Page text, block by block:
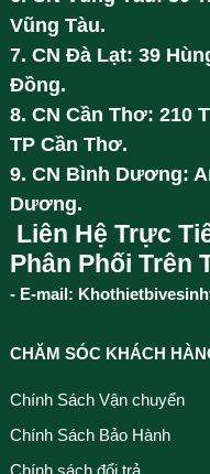
Vũng Tàu.
7. CN Đà Lạt: 39
Đồng.
8. CN Cần Thơ: 210
TP Cần Thơ.
9. CN Bình Dương:
Dương.
Liên Hệ Trực
Phân Phối Trên
- E-mail:
CHĂM SÓC KHÁCH
Chính Sách Vận chuyển
Chính Sách Bảo Hành
Chính sách đổi trả